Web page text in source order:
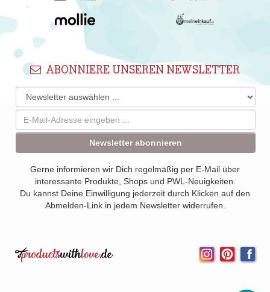
ABONNIERE UNSEREN NEWSLETTER
Newsletter abonnieren
Gerne informieren wir Dich regelmäßig per E-Mail über
interessante Produkte, Shops und PWL-Neuigkeiten.
Du kannst Deine Einwilligung jederzeit durch Klicken auf den
Abmelden-Link in jedem Newsletter widerrufen.